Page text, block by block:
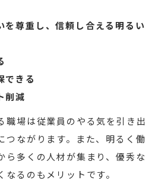
を尊重し、信頼し合える明るい
できる
削減
職場は従業員のやる気を引き出
つながります。また、明るく働
ら多くの人材が集まり、優秀な
なるのもメリットです。